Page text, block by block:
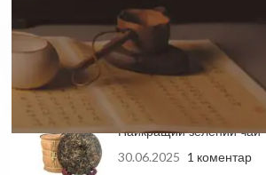
Подарункові Набори
Елітного Китайського Чаю:
Ідеальний Вибір для
Здоров’я та Насолоди
27.10.2025
Найкращий зелений чай
30.06.2025 1 коментар